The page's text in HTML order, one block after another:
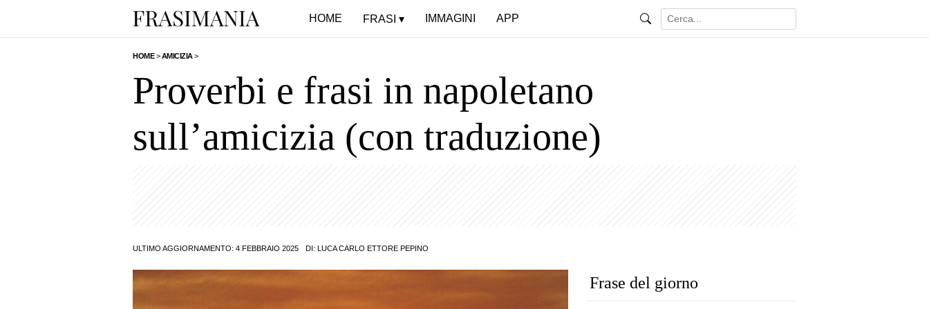
HOME FRASI IMMAGINI APP
HOME>AMICIZIA>
Proverbi e frasi in napoletano
sull’amicizia (con traduzione)
ULTIMO AGGIORNAMENTO: 4 FEBBRAIO 2025 DI: LUCA CARLO ETTORE PEPINO
Frase del giorno